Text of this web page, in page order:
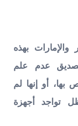
بهذه
عدم علم
بها، أو إنها لم
أجهزة